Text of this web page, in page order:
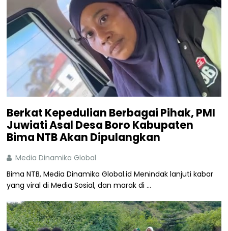
Berkat Kepedulian Berbagai Pihak, PMI
Juwiati Asal Desa Boro Kabupaten
Bima NTB Akan Dipulangkan
Media Dinamika Global
Bima NTB, Media Dinamika Global.id Menindak lanjuti kabar
yang viral di Media Sosial, dan marak di ...